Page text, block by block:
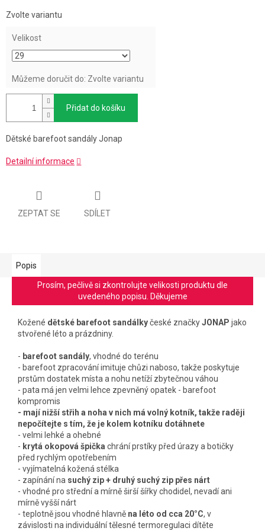
cena:
Zvolte variantu
Velikost
Můžeme doručit do: Zvolte variantu
Přidat do košíku
Dětské barefoot sandály Jonap
Detailní informace
ZEPTAT SE SDÍLET
Popis
Prosím, pečlivě si zkontrolujte velikosti produktu dle
uvedeného popisu. Děkujeme
Kožené dětské barefoot sandálkyčeské značkyJONAP jako
stvořené léto a prázdniny.
- barefoot sandály, vhodné do terénu
- barefoot zpracování imituje chůzi naboso, takže poskytuje
prstům dostatek místa a nohu netíží zbytečnou váhou
- pata má jen velmi lehce zpevněný opatek - barefoot
kompromis
- mají nižší střih a noha v nich má volný kotník, takže raději
nepočítejte s tím, že je kolem kotníku dotáhnete
- velmi lehké a ohebné
- krytá okopová špička chrání prstíky před úrazy a botičky
před rychlým opotřebením
- vyjímatelná kožená stélka
- zapínání na suchý zip + druhý suchý zip přes nárt
- vhodné pro střední a mírně širší šířky chodidel, nevadí ani
mírně vyšší nárt
- teplotně jsou vhodné hlavně na léto od cca 20°C, v
závislosti na individuální tělesné termoregulaci dítěte